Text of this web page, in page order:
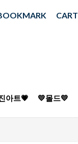
CART
아트💗 💛몰드💛